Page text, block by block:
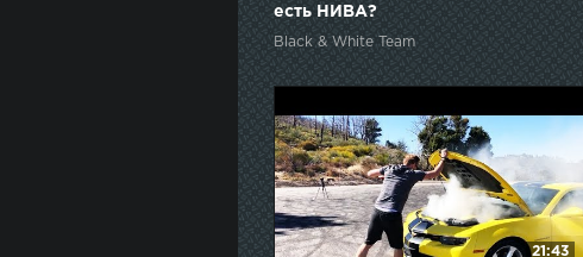
есть НИВА?
Black & White Team
21:43